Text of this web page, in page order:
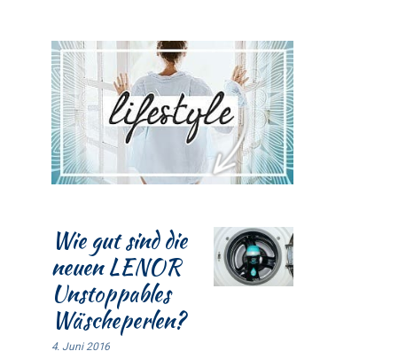
Wie gut sind die
neuen LENOR
Unstoppables
Wäscheperlen?
4. Juni 2016